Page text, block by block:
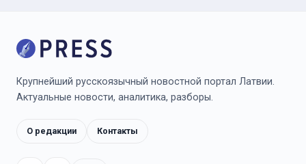
Крупнейший русскоязычный новостной портал Латвии.
Актуальные новости, аналитика, разборы.
О редакции Контакты